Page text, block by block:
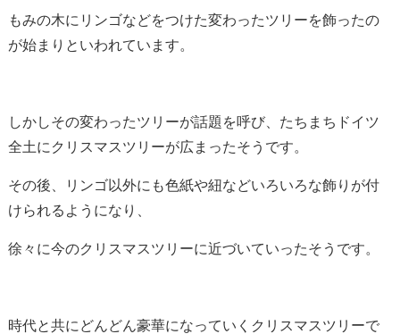
もみの木にリンゴなどをつけた変わったツリーを飾ったの
が始まりといわれています。
しかしその変わったツリーが話題を呼び、たちまちドイツ
全土にクリスマスツリーが広まったそうです。
その後、リンゴ以外にも色紙や紐などいろいろな飾りが付
けられるようになり、
徐々に今のクリスマスツリーに近づいていったそうです。
時代と共にどんどん豪華になっていくクリスマスツリーで